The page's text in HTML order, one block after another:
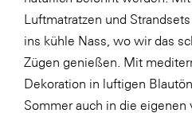
Fressnapf
FRoSTA
FV Energierohstoff &
Luftmatratzen und
ins kühle Nass, wo wir das
Zügen genießen. Mit
Dekoration in luftigen
Sommer auch in die eigenen